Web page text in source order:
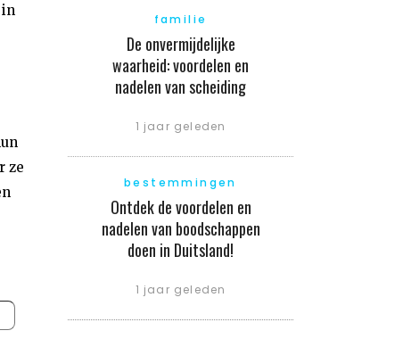
ze
familie
De onvermijdelijke
waarheid: voordelen en
nadelen van scheiding
1 jaar geleden
bestemmingen
Ontdek de voordelen en
nadelen van boodschappen
doen in Duitsland!
1 jaar geleden